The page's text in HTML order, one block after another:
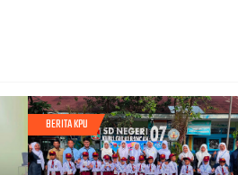
BERITA KPU